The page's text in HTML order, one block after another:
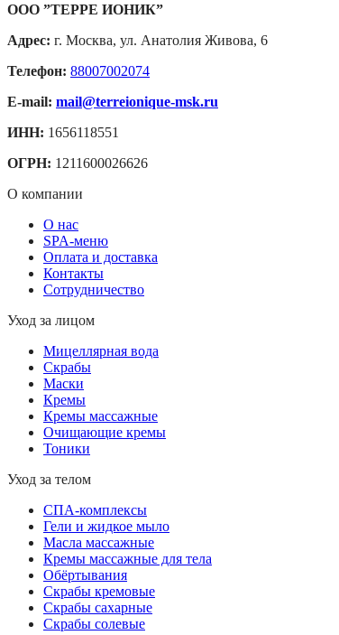
ООО ”ТЕРРЕ ИОНИК”
Адрес: г. Москва, ул. Анатолия Живова, 6
Телефон: 88007002074
E-mail: mail@terreionique-msk.ru
ИНН: 1656118551
ОГРН: 1211600026626
О компании
О нас
SPA-меню
Оплата и доставка
Контакты
Сотрудничество
Уход за лицом
Мицеллярная вода
Скрабы
Маски
Кремы
Кремы массажные
Очищающие кремы
Тоники
Уход за телом
СПА-комплексы
Гели и жидкое мыло
Масла массажные
Кремы массажные для тела
Обёртывания
Скрабы кремовые
Скрабы сахарные
Скрабы солевые